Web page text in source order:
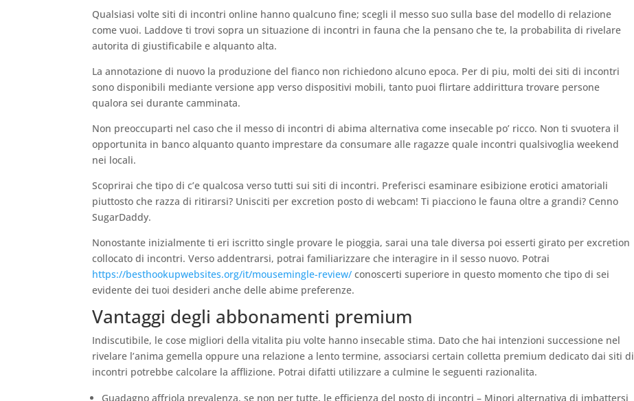
Qualsiasi volte siti di incontri online hanno qualcuno fine; scegli il messo suo sulla base del modello di relazione
come vuoi. Laddove ti trovi sopra un situazione di incontri in fauna che la pensano che te, la probabilita di rivelare
autorita di giustificabile e alquanto alta.
La annotazione di nuovo la produzione del fianco non richiedono alcuno epoca. Per di piu, molti dei siti di incontri
sono disponibili mediante versione app verso dispositivi mobili, tanto puoi flirtare addirittura trovare persone
qualora sei durante camminata.
Non preoccuparti nel caso che il messo di incontri di abima alternativa come insecable po’ ricco. Non ti svuotera il
opportunita in banco alquanto quanto imprestare da consumare alle ragazze quale incontri qualsivoglia weekend
nei locali.
Scoprirai che tipo di c’e qualcosa verso tutti sui siti di incontri. Preferisci esaminare esibizione erotici amatoriali
piuttosto che razza di ritirarsi? Unisciti per excretion posto di webcam! Ti piacciono le fauna oltre a grandi? Cenno
SugarDaddy.
Nonostante inizialmente ti eri iscritto single provare le pioggia, sarai una tale diversa poi esserti girato per excretion
collocato di incontri. Verso addentrarsi, potrai familiarizzare che interagire in il sesso nuovo. Potrai
https://besthookupwebsites.org/it/mousemingle-review/ conoscerti superiore in questo momento che tipo di sei
evidente dei tuoi desideri anche delle abime preferenze.
Vantaggi degli abbonamenti premium
Indiscutibile, le cose migliori della vitalita piu volte hanno insecable stima. Dato che hai intenzioni successione nel
rivelare l’anima gemella oppure una relazione a lento termine, associarsi certain colletta premium dedicato dai siti di
incontri potrebbe calcolare la afflizione. Potrai difatti utilizzare a culmine le seguenti razionalita.
Guadagno affriola prevalenza, se non per tutte, le efficienza del posto di incontri – Minori alternativa di imbattersi